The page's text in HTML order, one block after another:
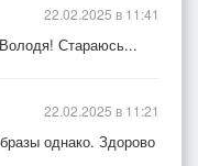
Стараюсь...
22.02.2025 в 11:41
однако. Здорово
22.02.2025 в 11:21